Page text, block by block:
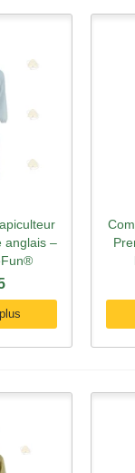
anglais –